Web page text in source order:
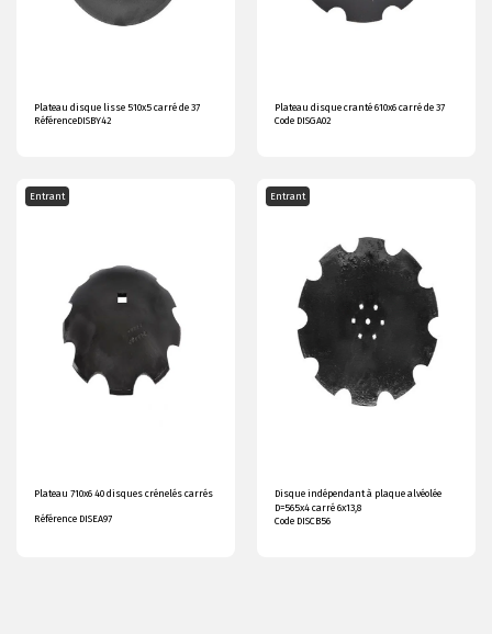
Plateau disque lisse 510x5 carré de 37
RéférenceDISBY42
Plateau disque cranté 610x6 carré de 37
Code DISGA02
Entrant
Plateau 710x6 40 disques crénelés carrés
Référence DISEA97
Entrant
Disque indépendant à plaque alvéolée
D=565x4 carré 6x13,8
Code DISCB56